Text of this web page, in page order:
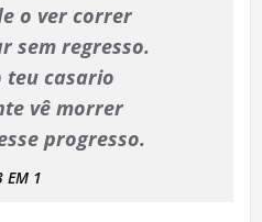
o ver correr
sem regresso.
teu casario
vê morrer
progresso.
EM 1